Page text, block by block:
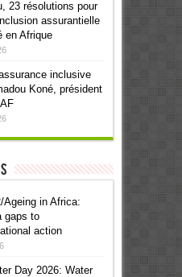
23 résolutions pour
assurantielle
en Afrique
inclusive
Koné, président
Ageing in Africa:
gaps to
action
Day 2026: Water